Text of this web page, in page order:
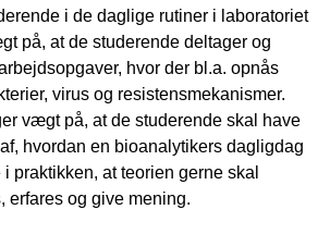
i de daglige rutiner i laboratoriet
på, at de studerende deltager og
hvor der bl.a. opnås
virus og resistensmekanismer.
vægt på, at de studerende skal have
hvordan en bioanalytikers dagligdag
praktikken, at teorien gerne skal
erfares og give mening.